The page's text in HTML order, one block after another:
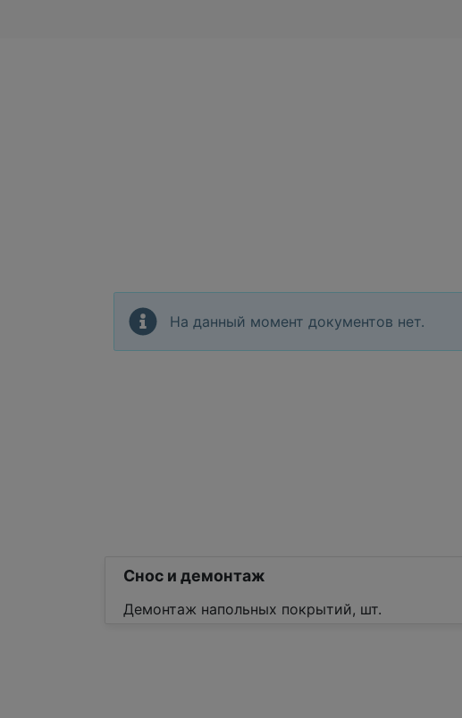
На данный момент документов нет.
Снос и демонтаж
Демонтаж напольных покрытий, шт.